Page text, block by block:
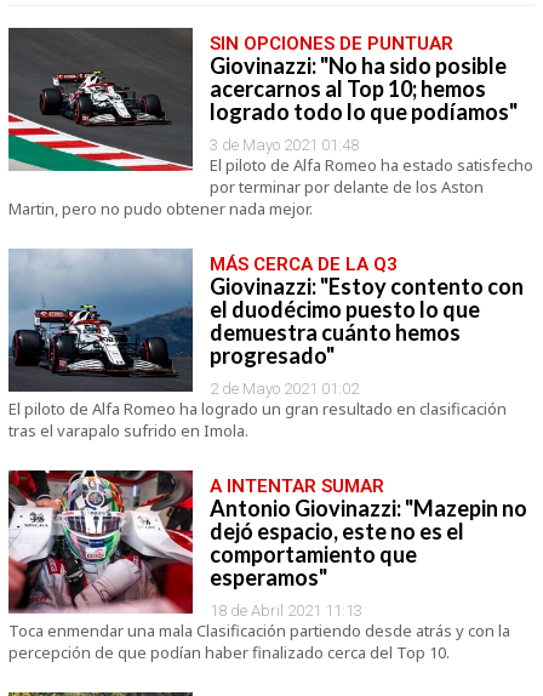
SIN OPCIONES DE PUNTUAR
Giovinazzi: "No ha sido posible
acercarnos al Top 10; hemos
logrado todo lo que podíamos"
3 de Mayo 2021 01:48
El piloto de Alfa Romeo ha estado satisfecho
por terminar por delante de los Aston
Martin, pero no pudo obtener nada mejor.
MÁS CERCA DE LA Q3
Giovinazzi: "Estoy contento con
el duodécimo puesto lo que
demuestra cuánto hemos
progresado"
2 de Mayo 2021 01:02
El piloto de Alfa Romeo ha logrado un gran resultado en clasificación
tras el varapalo sufrido en Imola.
A INTENTAR SUMAR
Antonio Giovinazzi: "Mazepin no
dejó espacio, este no es el
comportamiento que
esperamos"
18 de Abril 2021 11:13
Toca enmendar una mala Clasificación partiendo desde atrás y con la
percepción de que podían haber finalizado cerca del Top 10.